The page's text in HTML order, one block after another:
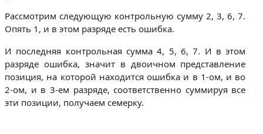
Рассмотрим следующую контрольную сумму 2, 3, 6, 7.
Опять 1, и в этом разряде есть ошибка.
И последняя контрольная сумма 4, 5, 6, 7. И в этом
разряде ошибка, значит в двоичном представление
позиция, на которой находится ошибка и в 1-ом, и во
2-ом, и в 3-ем разряде, соответственно суммируя все
эти позиции, получаем семерку.